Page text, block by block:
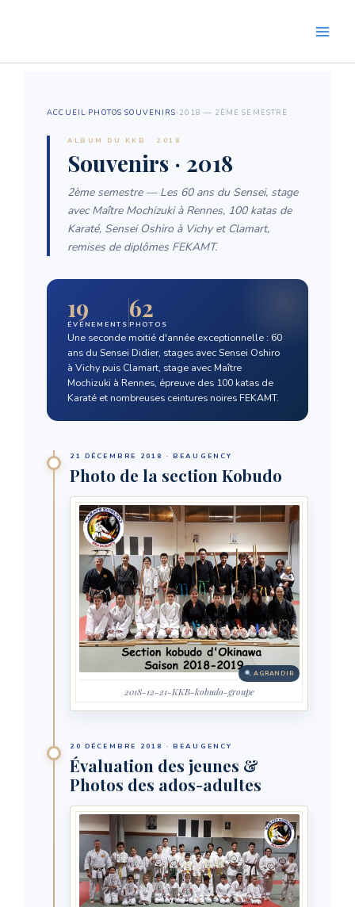
ACCUEIL›PHOTOS SOUVENIRS ›2018 — 2ÈME SEMESTRE
ALBUM DU KKB · 2018
Souvenirs · 2018
2ème semestre — Les 60 ans du Sensei, stage
avec Maître Mochizuki à Rennes, 100 katas de
Karaté, Sensei Oshiro à Vichy et Clamart,
remises de diplômes FEKAMT.
19
ÉVÉNEMENTS
62
PHOTOS
Une seconde moitié d'année exceptionnelle : 60
ans du Sensei Didier, stages avec Sensei Oshiro
à Vichy puis Clamart, stage avec Maître
Mochizuki à Rennes, épreuve des 100 katas de
Karaté et nombreuses ceintures noires FEKAMT.
21 DÉCEMBRE 2018 · BEAUGENCY
Photo de la section Kobudo
AGRANDIR
2018-12-21-KKB-kobudo-groupe
20 DÉCEMBRE 2018 · BEAUGENCY
Évaluation des jeunes &
Photos des ados-adultes